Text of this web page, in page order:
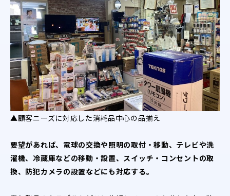
▲顧客ニーズに対応した消耗品中心の品揃え
要望があれば、電球の交換や照明の取付・移動、テレビや洗
濯機、冷蔵庫などの移動・設置、スイッチ・コンセントの取
換、防犯カメラの設置などにも対応する。